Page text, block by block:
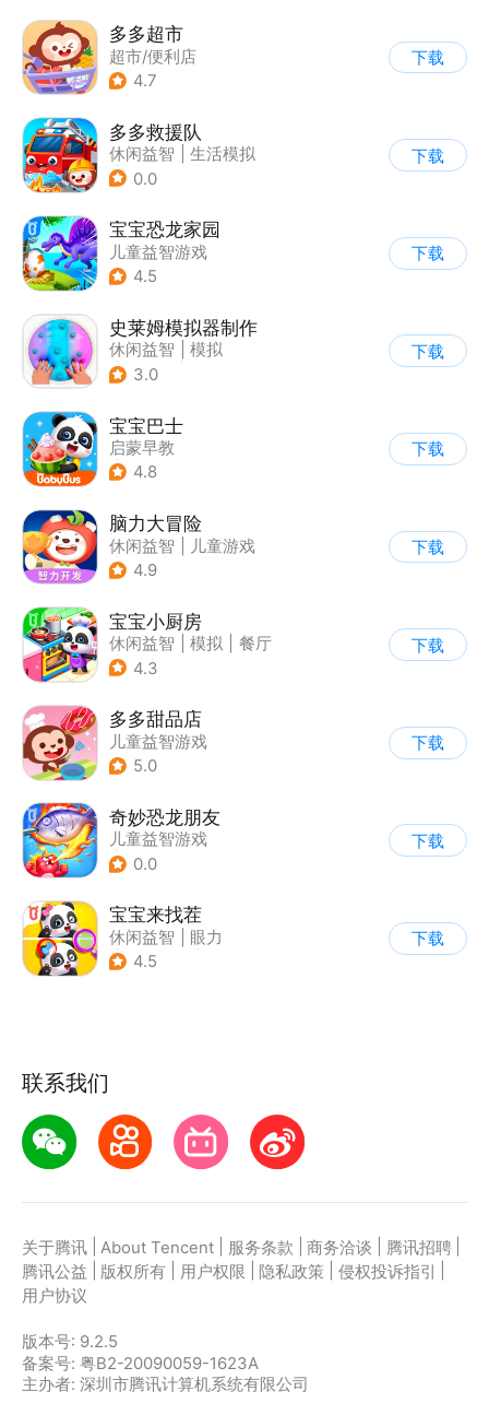
多多超市
超市/便利店
| 儿童益智游戏
4.7
下载
多多救援队
休闲益智
生活模拟
| 儿童游戏
0.0
下载
宝宝恐龙家园
儿童益智游戏
| 启蒙早教
4.5
下载
史莱姆模拟器制作
休闲益智
模拟
| 史莱姆
3.0
下载
宝宝巴士
启蒙早教
| 儿童益智游戏
4.8
下载
脑力大冒险
休闲益智
儿童游戏
| 卡通
4.9
下载
宝宝小厨房
休闲益智 模拟
餐厅
| 宝宝巴士
4.3
下载
多多甜品店
儿童益智游戏
5.0
下载
奇妙恐龙朋友
儿童益智游戏
| 启蒙早教
0.0
下载
宝宝来找茬
休闲益智
眼力
| 宝宝巴士
4.5
下载
联系我们
关于腾讯 About Tencent 服务条款 商务洽谈 腾讯招聘
腾讯公益
版权所有 用户权限 隐私政策 侵权投诉指引
用户协议
版本号: 9.2.5
备案号: 粤B2-20090059-1623A
主办者: 深圳市腾讯计算机系统有限公司